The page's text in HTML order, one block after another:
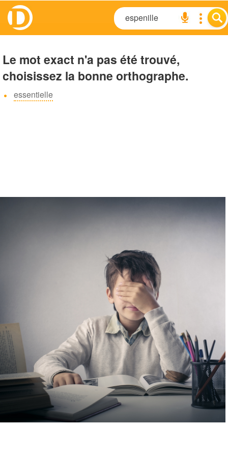
Le mot exact n'a pas été trouvé,
choisissez la bonne orthographe.
essentielle